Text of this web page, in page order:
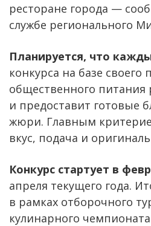
ресторане города —
службе регионального
Планируется, что
конкурса на базе своего
общественного питания
и предоставит готовые
жюри. Главным
вкус, подача и
Конкурс стартует в
апреля текущего года.
в рамках отборочного
кулинарного чемпионата